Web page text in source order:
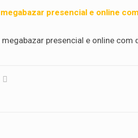
presencial e online
presencial e online com